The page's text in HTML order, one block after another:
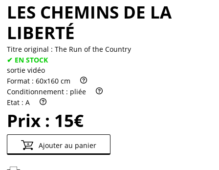
LES CHEMINS DE LA
LIBERTÉ
Titre original : The Run of the Country
✔ EN STOCK
sortie vidéo
Format : 60x160 cm
Conditionnement : pliée
Etat : A
Prix : 15€
Ajouter au panier